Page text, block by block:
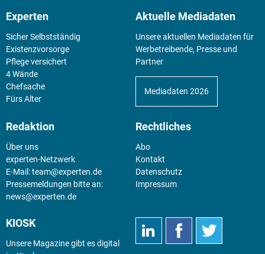
Experten
Sicher Selbstständig
Existenz­vorsorge
Pflege versichert
4 Wände
Chefsache
Fürs Alter
Aktuelle Mediadaten
Unsere aktuellen Mediadaten für
Werbetreibende, Presse und
Partner
Mediadaten 2026
Redaktion
Über uns
experten-Netzwerk
E-Mail:team@experten.de
Pressemeldungen bitte an:
news@experten.de
Rechtliches
Abo
Kontakt
Datenschutz
Impressum
KIOSK
Unsere Magazine gibt es digital